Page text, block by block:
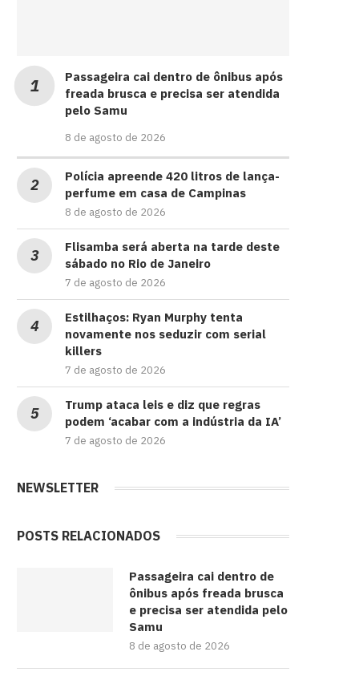
Passageira cai dentro de ônibus após
freada brusca e precisa ser atendida
pelo Samu
8 de agosto de 2026
Polícia apreende 420 litros de lança-
perfume em casa de Campinas
8 de agosto de 2026
Flisamba será aberta na tarde deste
sábado no Rio de Janeiro
7 de agosto de 2026
Estilhaços: Ryan Murphy tenta
novamente nos seduzir com serial
killers
7 de agosto de 2026
Trump ataca leis e diz que regras
podem ‘acabar com a indústria da IA’
7 de agosto de 2026
NEWSLETTER
POSTS RELACIONADOS
Passageira cai dentro de
ônibus após freada brusca
e precisa ser atendida pelo
Samu
8 de agosto de 2026